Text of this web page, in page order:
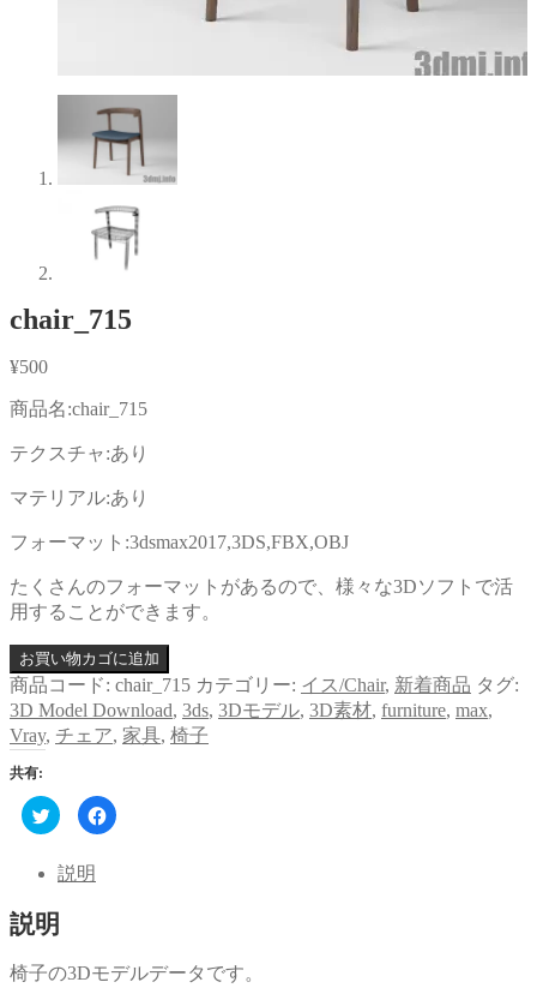
chair_715
¥500
商品名:chair_715
テクスチャ:あり
マテリアル:あり
フォーマット:3dsmax2017,3DS,FBX,OBJ
たくさんのフォーマットがあるので、様々な3Dソフトで活
用することができます。
お買い物カゴに追加
商品コード: chair_715 カテゴリー: イス/Chair, 新着商品 タグ:
3D Model Download, 3ds, 3Dモデル, 3D素材, furniture, max,
Vray, チェア, 家具, 椅子
共有:
ク
リ
し
て
で
共
有
し
い
Facebook
で
ク
し
説明
説明
椅子の3Dモデルデータです。